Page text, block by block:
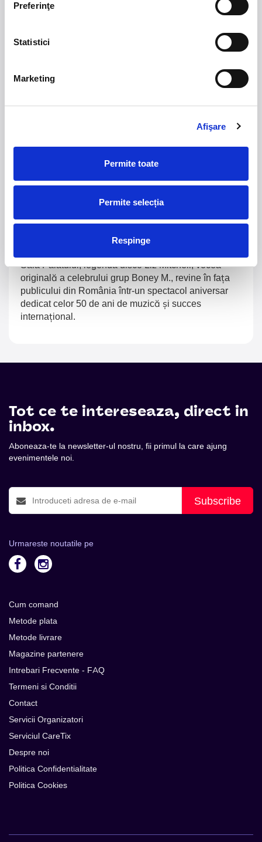
Preferinţe
Statistici
Marketing
Afişare
Permite toate
Permite selecția
Respinge
pentru un concert la Quantic. Turneul promovează
iubirea, pierderea și moartea prin imagini cinematice,
Sala Palatului, legenda disco Liz Mitchell, vocea
originală a celebrului grup Boney M., revine în fața
publicului din România într-un spectacol aniversar
dedicat celor 50 de ani de muzică și succes
internațional.
Tot ce te intereseaza, direct in
inbox.
Aboneaza-te la newsletter-ul nostru, fii primul la care ajung
evenimentele noi.
Subscribe
Urmareste noutatile pe
Cum comand
Metode plata
Metode livrare
Magazine partenere
Intrebari Frecvente - FAQ
Termeni si Conditii
Contact
Servicii Organizatori
Serviciul CareTix
Despre noi
Politica Confidentialitate
Politica Cookies